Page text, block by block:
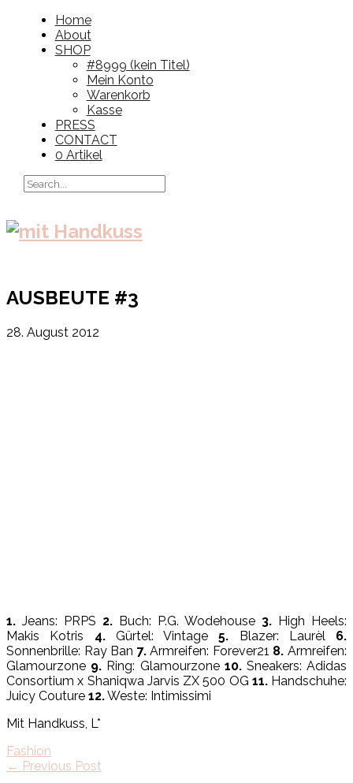
Home
About
SHOP
#8999 (kein Titel)
Mein Konto
Warenkorb
Kasse
PRESS
CONTACT
0 Artikel
AUSBEUTE #3
28. August 2012
1. Jeans: PRPS 2. Buch: P.G. Wodehouse 3. High Heels:
Makis Kotris 4.Gürtel: Vintage5. Blazer: Laurèl 6.
Sonnenbrille: Ray Ban 7.Armreifen: Forever21 8. Armreifen:
Glamourzone 9. Ring: Glamourzone 10.Sneakers: Adidas
Consortium x Shaniqwa Jarvis ZX 500 OG 11.Handschuhe:
Juicy Couture 12.Weste: Intimissimi
Mit Handkuss, L*
Fashion
← Previous Post